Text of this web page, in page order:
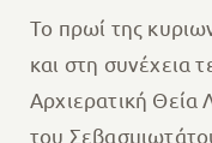
Το πρωί της
και στη συνέχεια
Αρχιερατική Θεία
του